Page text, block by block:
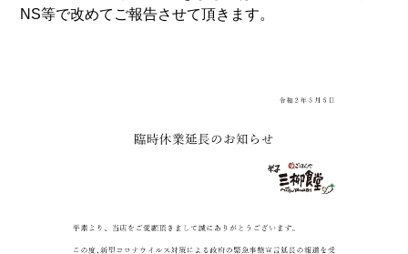
NS等で改めてご報告させて頂きます。